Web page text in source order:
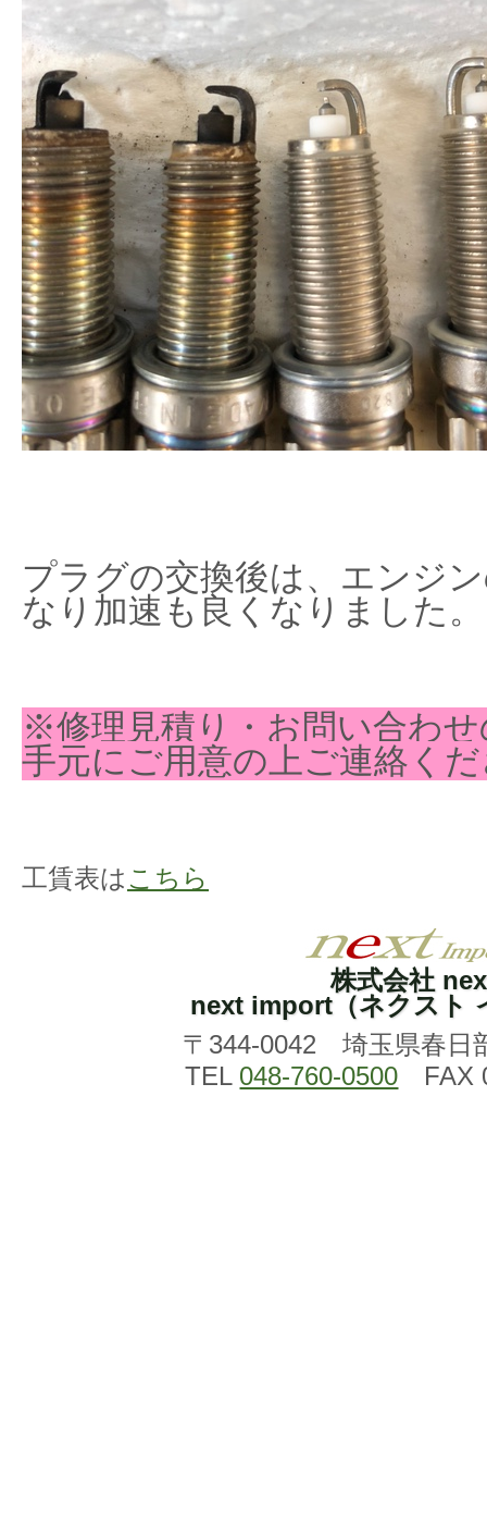
プラグの交換後は、エンジ
なり加速も良くなりました。
※修理見積り・お問い合わ
手元にご用意の上ご連絡く
工賃表は こちら
株式会社
next import（ネクスト
〒344-0042 埼玉県春日
TEL 048-760-0500 FAX